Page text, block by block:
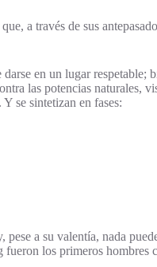
a través de sus
en un lugar respetable;
las potencias naturales,
se sintetizan en fases:
a su valentía, nada
los primeros hombres